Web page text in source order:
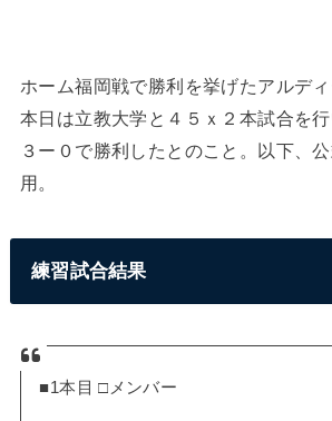
ホーム福岡戦で勝利を挙げたアルディ
本日は立教大学と４５ｘ２本試合を
３ー０で勝利したとのこと。以下、
用。
練習試合結果
■1本目 □メンバー